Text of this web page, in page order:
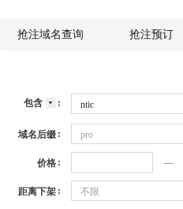
抢注域名查询 抢注预订
包含
域名后缀 pro
价格
距离下架 不限